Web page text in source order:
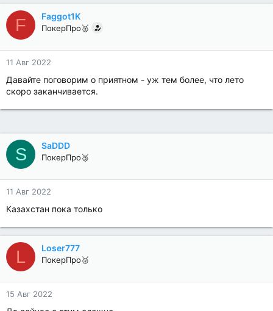
F Faggot1K
ПокерПро🥈
11 Авг 2022
Давайте поговорим о приятном - уж тем более, что лето
скоро заканчивается.
S SaDDD
ПокерПро🥉
11 Авг 2022
Казахстан пока только
L Loser777
ПокерПро🥈
15 Авг 2022